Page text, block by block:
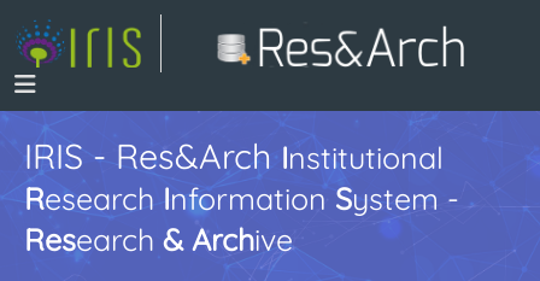
IRIS - Res&ArchInstitutional
Research InformationSystem -
Research & Archive